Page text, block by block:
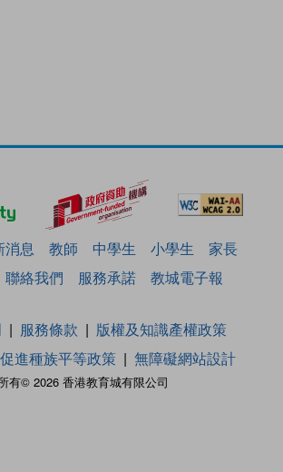
消息 教師 中學生 小學生
家長
聯絡我們 服務承諾 教城電子報
有© 2026 香港教育城有限公司
服務條款
版權及知識產權政策
促進種族平等政策 無障礙網站設計